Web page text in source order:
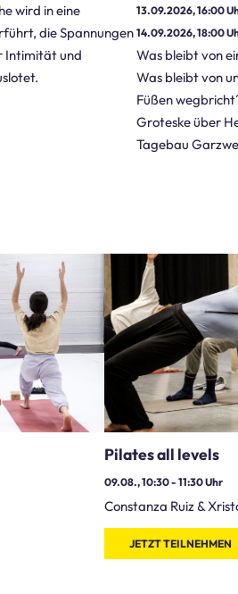
wird in eine
die Spannungen
Intimität und
13.09.2026, 16:00
14.09.2026, 18:00
Was bleibt von
Was bleibt von
Füßen
Groteske über
Tagebau
Pilates all levels
09.08., 10:30- 11:30Uhr
Constanza Ruiz &
JETZT TEILNEHMEN